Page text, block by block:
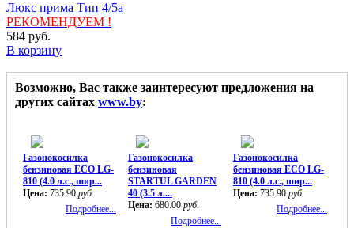
Люкс прима Тип 4/5а
РЕКОМЕНДУЕМ !
584 руб.
В корзину
Возможно, Вас также заинтересуют предложения на
других сайтах www.by:
Газонокосилка
бензиновая ECO LG-
810 (4.0 л.с., шир...
Цена: 735.90 руб.
Подробнее...
Газонокосилка
бензиновая
STARTUL GARDEN
40 (3.5 л....
Цена: 680.00 руб.
Подробнее...
Газонокосилка
бензиновая ECO LG-
810 (4.0 л.с., шир...
Цена: 735.90 руб.
Подробнее...